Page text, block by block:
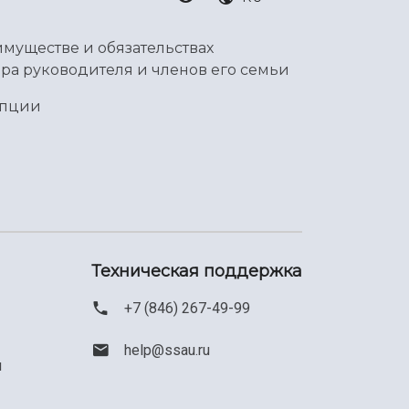
и обязательствах
руководителя и членов его семьи
Техническая поддержка
+7 (846) 267-49-99
help@ssau.ru